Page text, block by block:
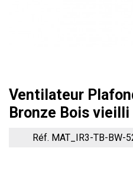
Ventilateur
Bronze Bois vieilli
Réf. MAT_IR3-TB-BW-